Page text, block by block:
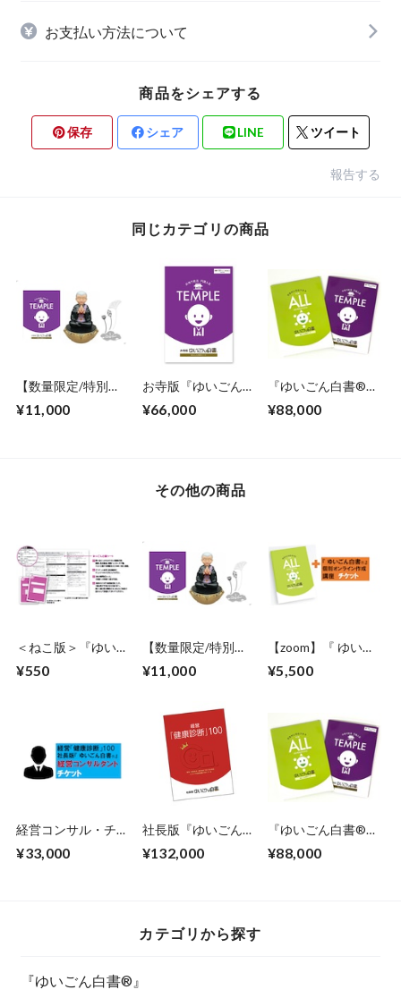
お支払い方法について
商品をシェアする
保存 シェア LINE ツイート
報告する
同じカテゴリの商品
【数量限定/特別価
お坊さん(般若心経)
¥11,000
お寺版『ゆいごん白
講座（zoomあり）
¥66,000
『ゆいごん白書®』
ごん白書®』認定講
¥88,000
その他の商品
＜ねこ版＞『ゆいご
の方のための追加シ
¥550
【数量限定/特別価
お坊さん(般若心経)
白書®』セット
¥11,000
【zoom】『 ゆいご
¥5,500
経営コンサル・チケ
¥33,000
社長版『ゆいごん白
講座(zoomあり）
¥132,000
『ゆいごん白書®』
ごん白書®』認定講
¥88,000
カテゴリから探す
『ゆいごん白書®』